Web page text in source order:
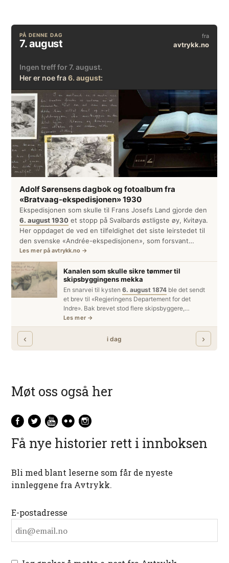
Møt oss også her
Få nye historier rett i innboksen
Bli med blant leserne som får de nyeste
innleggene fra Avtrykk.
E-postadresse